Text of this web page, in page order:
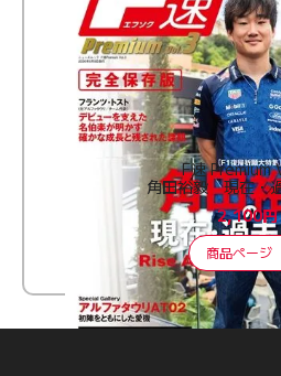
F速 Premium
角田裕毅 現在・
2,100円
商品ページ